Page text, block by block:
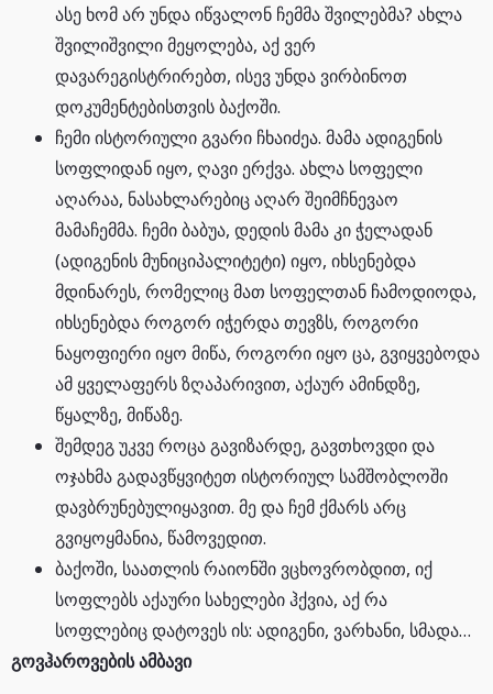
ასე ხომ არ უნდა იწვალონ ჩემმა შვილებმა? ახლა
შვილიშვილი მეყოლება, აქ ვერ
დავარეგისტრირებთ, ისევ უნდა ვირბინოთ
დოკუმენტებისთვის ბაქოში.
ჩემი ისტორიული გვარი ჩხაიძეა. მამა ადიგენის
სოფლიდან იყო, ღავი ერქვა. ახლა სოფელი
აღარაა, ნასახლარებიც აღარ შეიმჩნევაო
მამაჩემმა. ჩემი ბაბუა, დედის მამა კი ჭელადან
(ადიგენის მუნიციპალიტეტი) იყო, იხსენებდა
მდინარეს, რომელიც მათ სოფელთან ჩამოდიოდა,
იხსენებდა როგორ იჭერდა თევზს, როგორი
ნაყოფიერი იყო მიწა, როგორი იყო ცა, გვიყვებოდა
ამ ყველაფერს ზღაპარივით, აქაურ ამინდზე,
წყალზე, მიწაზე.
შემდეგ უკვე როცა გავიზარდე, გავთხოვდი და
ოჯახმა გადავწყვიტეთ ისტორიულ სამშობლოში
დავბრუნებულიყავით. მე და ჩემ ქმარს არც
გვიყოყმანია, წამოვედით.
ბაქოში, საათლის რაიონში ვცხოვრობდით, იქ
სოფლებს აქაური სახელები ჰქვია, აქ რა
სოფლებიც დატოვეს ის: ადიგენი, ვარხანი, სმადა…
გოვჰაროვების ამბავი